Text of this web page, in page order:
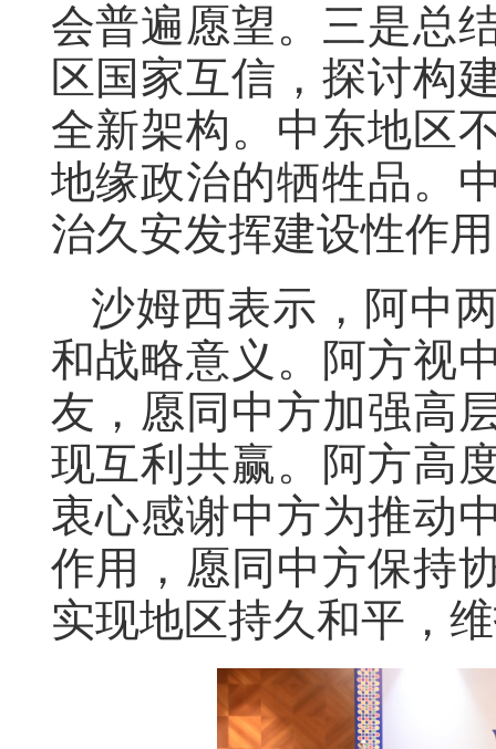
会普遍愿望。三是总
区国家互信，探讨构
全新架构。中东地区
地缘政治的牺牲品。
治久安发挥建设性作
沙姆西表示，阿中
和战略意义。阿方视
友，愿同中方加强高
现互利共赢。阿方高
衷心感谢中方为推动
作用，愿同中方保持
实现地区持久和平，